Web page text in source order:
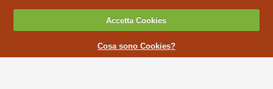
Accetta Cookies
Cosa sono Cookies?